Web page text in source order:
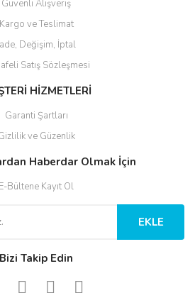
Güvenli Alışveriş
Kargo ve Teslimat
Değişim, İptal
Satış Sözleşmesi
HİZMETLERİ
Garanti Şartları
ve Güzenlik
Haberdar Olmak İçin
E-Bültene Kayıt Ol
EKLE
Bizi Takip Edin